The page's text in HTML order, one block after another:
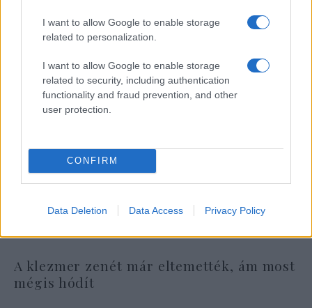
I want to allow Google to enable storage
related to personalization.
I want to allow Google to enable storage
related to security, including authentication
functionality and fraud prevention, and other
user protection.
CONFIRM
Data Deletion Data Access Privacy Policy
A klezmer zenét már eltemették, ám most
mégis hódít